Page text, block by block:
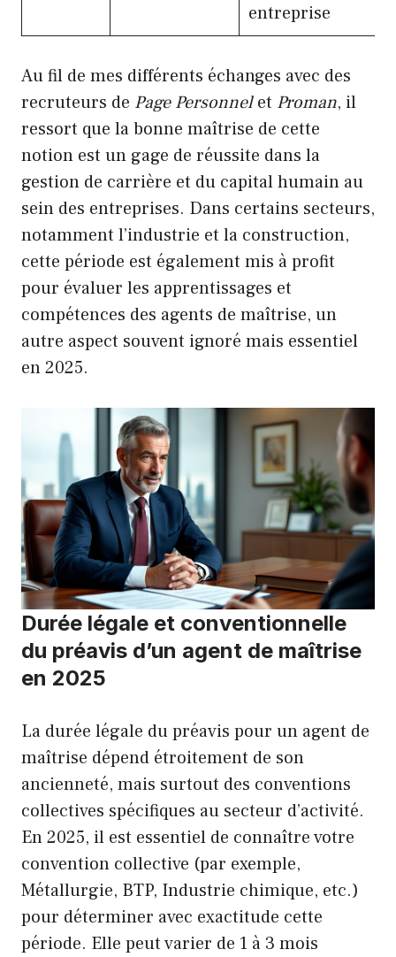
entreprise
Au fil de mes différents échanges avec des
recruteurs de Page Personnelet Proman, il
ressort que la bonne maîtrise de cette
notion est un gage de réussite dans la
gestion de carrière et du capital humain au
sein des entreprises. Dans certains secteurs,
notamment l’industrie et la construction,
cette période est également mis à profit
pour évaluer les apprentissages et
compétences des agents de maîtrise, un
autre aspect souvent ignoré mais essentiel
en 2025.
Durée légale et conventionnelle
du préavis d’un agent de maîtrise
en 2025
La durée légale du préavis pour un agent de
maîtrise dépend étroitement de son
ancienneté, mais surtout des conventions
collectives spécifiques au secteur d’activité.
En 2025, il est essentiel de connaître votre
convention collective (par exemple,
Métallurgie, BTP, Industrie chimique, etc.)
pour déterminer avec exactitude cette
période. Elle peut varier de 1 à 3 mois